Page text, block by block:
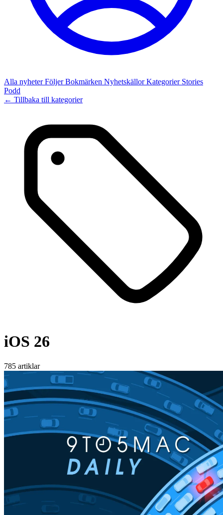
Alla nyheterFöljerBokmärken NyhetskällorKategorier Stories
Podd
← Tillbaka till kategorier
iOS 26
785 artiklar